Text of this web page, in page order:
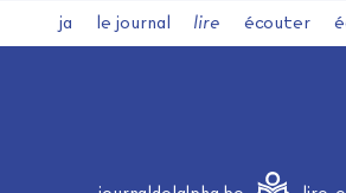
ja le journal lire écouter